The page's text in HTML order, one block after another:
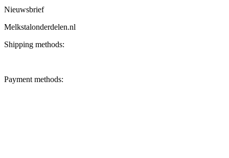
Nieuwsbrief
Melkstalonderdelen.nl
Shipping methods:
Payment methods: